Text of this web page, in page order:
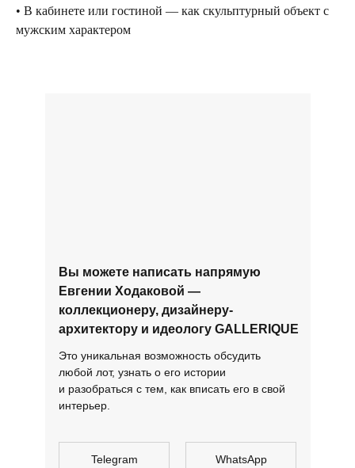
• В кабинете или гостиной — как скульптурный объект с
мужским характером
Telegram WhatsApp
Это уникальная возможность обсудить
любой лот, узнать о его истории
и разобраться с тем, как вписать его в свой
интерьер.
Вы можете написать напрямую
Евгении Ходаковой —
коллекционеру, дизайнеру-
архитектору и идеологу GALLERIQUE